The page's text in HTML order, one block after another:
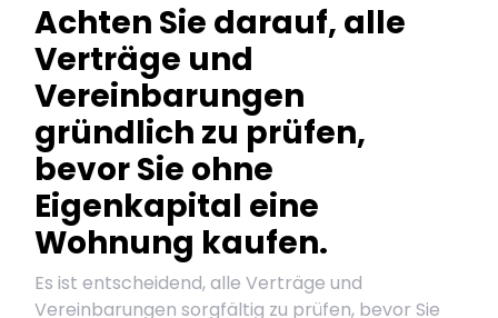
Achten Sie darauf, alle
Verträge und
Vereinbarungen
gründlich zu prüfen,
bevor Sie ohne
Eigenkapital eine
Wohnung kaufen.
Es ist entscheidend, alle Verträge und
Vereinbarungen sorgfältig zu prüfen, bevor Sie